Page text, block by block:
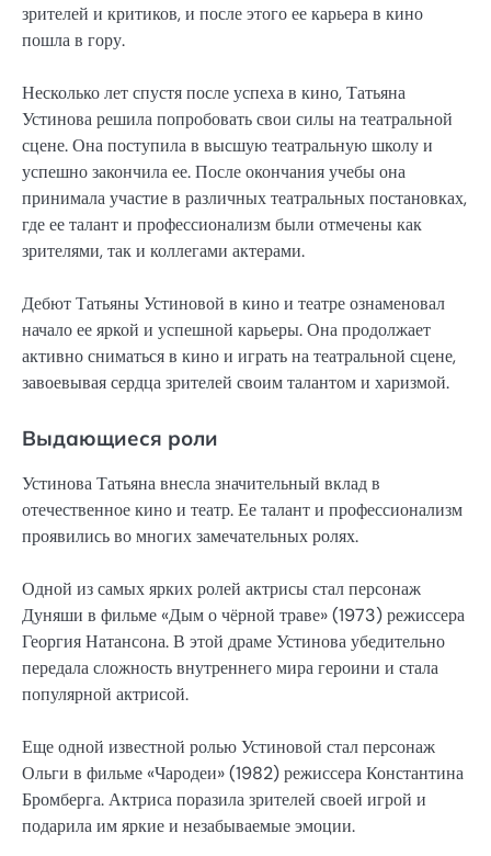
зрителей и критиков, и после этого ее карьера в кино
пошла в гору.
Несколько лет спустя после успеха в кино, Татьяна
Устинова решила попробовать свои силы на театральной
сцене. Она поступила в высшую театральную школу и
успешно закончила ее. После окончания учебы она
принимала участие в различных театральных постановках,
где ее талант и профессионализм были отмечены как
зрителями, так и коллегами актерами.
Дебют Татьяны Устиновой в кино и театре ознаменовал
начало ее яркой и успешной карьеры. Она продолжает
активно сниматься в кино и играть на театральной сцене,
завоевывая сердца зрителей своим талантом и харизмой.
Выдающиеся роли
Устинова Татьяна внесла значительный вклад в
отечественное кино и театр. Ее талант и профессионализм
проявились во многих замечательных ролях.
Одной из самых ярких ролей актрисы стал персонаж
Дуняши в фильме «Дым о чёрной траве» (1973) режиссера
Георгия Натансона. В этой драме Устинова убедительно
передала сложность внутреннего мира героини и стала
популярной актрисой.
Еще одной известной ролью Устиновой стал персонаж
Ольги в фильме «Чародеи» (1982) режиссера Константина
Бромберга. Актриса поразила зрителей своей игрой и
подарила им яркие и незабываемые эмоции.